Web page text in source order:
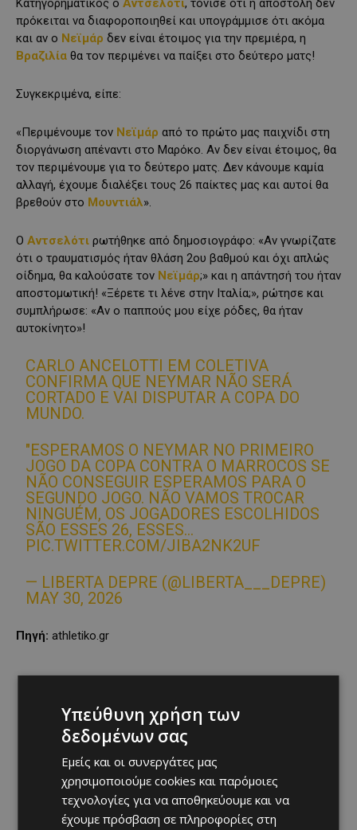
Κατηγορηματικός ο Αντσελότι, τόνισε ότι η αποστολή δεν
πρόκειται να διαφοροποιηθεί και υπογράμμισε ότι ακόμα
και αν ο Νεϊμάρ δεν είναι έτοιμος για την πρεμιέρα, η
Βραζιλία θα τον περιμένει να παίξει στο δεύτερο ματς!
Συγκεκριμένα, είπε:
«Περιμένουμε τον Νεϊμάρ από το πρώτο μας παιχνίδι στη
διοργάνωση απέναντι στο Μαρόκο. Αν δεν είναι έτοιμος, θα
τον περιμένουμε για το δεύτερο ματς. Δεν κάνουμε καμία
αλλαγή, έχουμε διαλέξει τους 26 παίκτες μας και αυτοί θα
βρεθούν στο Μουντιάλ».
Ο Αντσελότι ρωτήθηκε από δημοσιογράφο: «Αν γνωρίζατε
ότι ο τραυματισμός ήταν θλάση 2ου βαθμού και όχι απλώς
οίδημα, θα καλούσατε τον Νεϊμάρ;» και η απάντησή του ήταν
αποστομωτική! «Ξέρετε τι λένε στην Ιταλία;», ρώτησε και
συμπλήρωσε: «Αν ο παππούς μου είχε ρόδες, θα ήταν
αυτοκίνητο»!
CARLO ANCELOTTI EM COLETIVA
CONFIRMA QUE NEYMAR NÃO SERÁ
CORTADO E VAI DISPUTAR A COPA DO
MUNDO.
"ESPERAMOS O NEYMAR NO PRIMEIRO
JOGO DA COPA CONTRA O MARROCOS SE
NÃO CONSEGUIR ESPERAMOS PARA O
SEGUNDO JOGO. NÃO VAMOS TROCAR
NINGUÉM, OS JOGADORES ESCOLHIDOS
SÃO ESSES 26, ESSES…
PIC.TWITTER.COM/JIBA2NK2UF
— LIBERTA DEPRE (@LIBERTA___DEPRE)
MAY 30, 2026
Πηγή: athletiko.gr
Υπεύθυνη χρήση των
δεδομένων σας
Εμείς και οι συνεργάτες μας
χρησιμοποιούμε cookies και παρόμοιες
τεχνολογίες για να αποθηκεύουμε και να
έχουμε πρόσβαση σε πληροφορίες στη